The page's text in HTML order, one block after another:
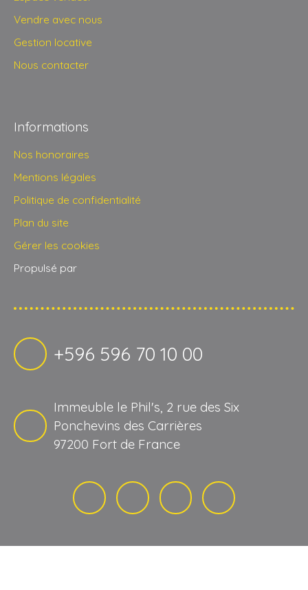
Vendre avec nous
Gestion locative
Nous contacter
Informations
Nos honoraires
Mentions légales
Politique de confidentialité
Plan du site
Gérer les cookies
Propulsé par
+596 596 70 10 00
Immeuble le Phil's, 2 rue des Six
Ponchevins des Carrières
97200 Fort de France